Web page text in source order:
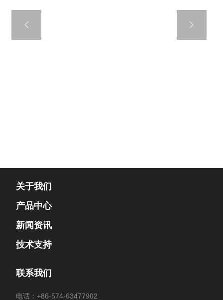
圈,
套EPDM连体垫
德标标准
不锈钢连体垫圈
螺钉
关于我们
产品中心
新闻资讯
技术支持
联系我们
电话：+86-574-63477902